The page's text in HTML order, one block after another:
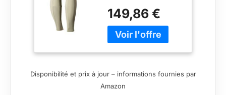
genou pour une
meilleure adhérence
Taille M Anti-saleté et
(UPF 50+). Poches
avant italiennes
149,86 €
Disponibilité et prix à jour – informations fournies par
Amazon